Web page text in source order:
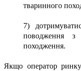
тваринного
7)
поводження з
походження.
Якщо оператор